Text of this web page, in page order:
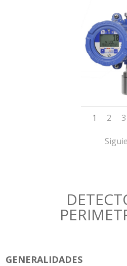
1 2 3
GENERALIDADES